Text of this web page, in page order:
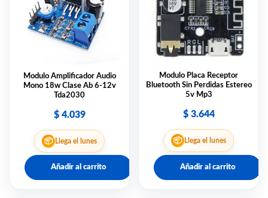
Modulo Amplificador Audio
Mono 18w Clase Ab 6-12v
Tda2030
$4.039
📦 Llega el lunes
Añadir al carrito
Modulo Placa Receptor
Bluetooth Sin Perdidas Estereo
5v Mp3
$3.644
📦 Llega el lunes
Añadir al carrito